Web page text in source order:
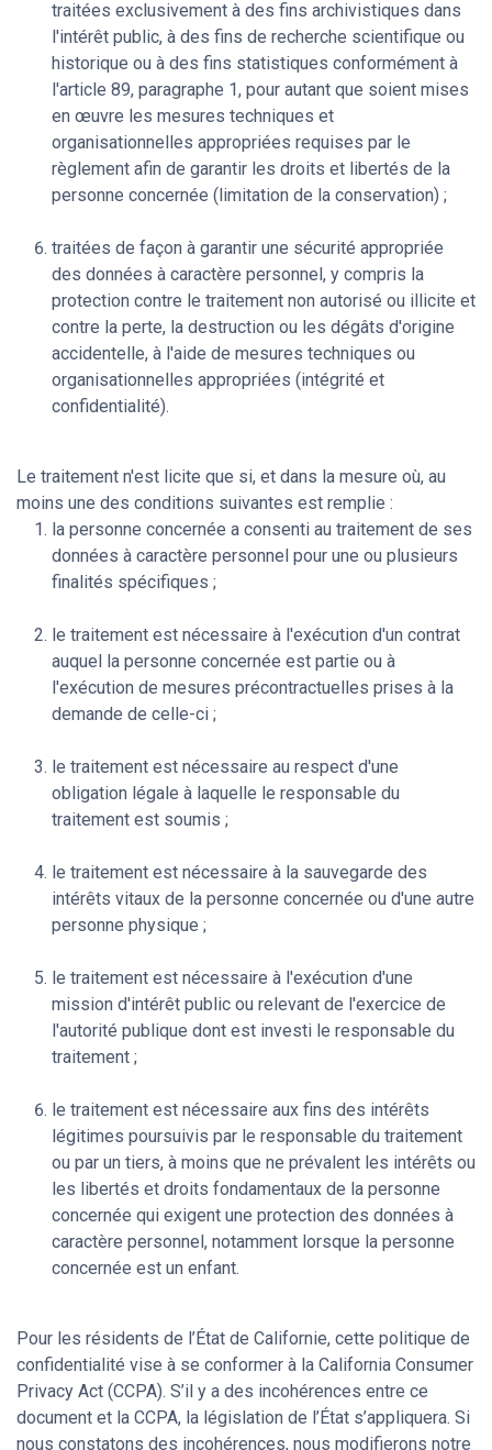
traitées exclusivement à des fins archivistiques dans
l'intérêt public, à des fins de recherche scientifique ou
historique ou à des fins statistiques conformément à
l'article 89, paragraphe 1, pour autant que soient mises
en œuvre les mesures techniques et
organisationnelles appropriées requises par le
règlement afin de garantir les droits et libertés de la
personne concernée (limitation de la conservation) ;
traitées de façon à garantir une sécurité appropriée
des données à caractère personnel, y compris la
protection contre le traitement non autorisé ou illicite et
contre la perte, la destruction ou les dégâts d'origine
accidentelle, à l'aide de mesures techniques ou
organisationnelles appropriées (intégrité et
confidentialité).
Le traitement n'est licite que si, et dans la mesure où, au
moins une des conditions suivantes est remplie :
la personne concernée a consenti au traitement de ses
données à caractère personnel pour une ou plusieurs
finalités spécifiques ;
le traitement est nécessaire à l'exécution d'un contrat
auquel la personne concernée est partie ou à
l'exécution de mesures précontractuelles prises à la
demande de celle-ci ;
le traitement est nécessaire au respect d'une
obligation légale à laquelle le responsable du
traitement est soumis ;
le traitement est nécessaire à la sauvegarde des
intérêts vitaux de la personne concernée ou d'une autre
personne physique ;
le traitement est nécessaire à l'exécution d'une
mission d'intérêt public ou relevant de l'exercice de
l'autorité publique dont est investi le responsable du
traitement ;
le traitement est nécessaire aux fins des intérêts
légitimes poursuivis par le responsable du traitement
ou par un tiers, à moins que ne prévalent les intérêts ou
les libertés et droits fondamentaux de la personne
concernée qui exigent une protection des données à
caractère personnel, notamment lorsque la personne
concernée est un enfant.
Pour les résidents de l’État de Californie, cette politique de
confidentialité vise à se conformer à la California Consumer
Privacy Act (CCPA). S’il y a des incohérences entre ce
document et la CCPA, la législation de l’État s’appliquera. Si
nous constatons des incohérences, nous modifierons notre